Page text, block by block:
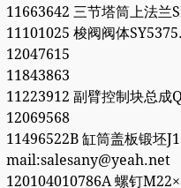
11663642 三节塔筒上法兰
11101025 梭阀阀体
12047615
11843863
11223912 副臂控制块总成
12069568
11496522B 缸筒盖板锻坯
mail:salesany@yeah.net
120104010786A 螺钉